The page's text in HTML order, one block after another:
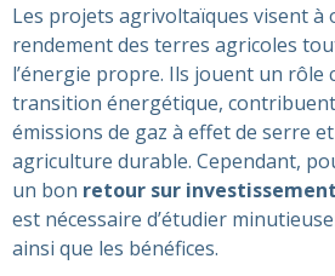
Les projets agrivoltaïques visent à
rendement des terres agricoles
l’énergie propre. Ils jouent un rôle
transition énergétique,
émissions de gaz à effet de serre
agriculture durable. Cependant,
un bon retour sur
est nécessaire d’étudier
ainsi que les bénéfices.